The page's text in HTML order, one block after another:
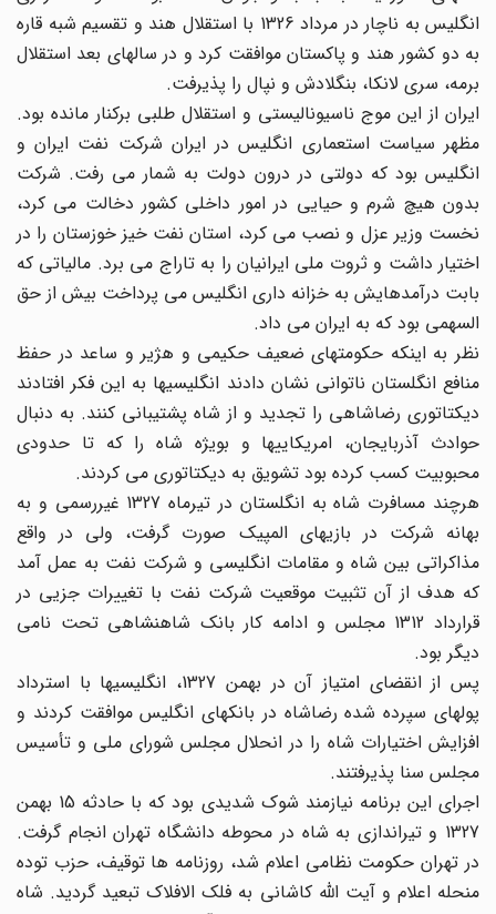
انگلیس به ناچار در مرداد 1326 با استقلال هند و تقسیم شبه قاره
به دو کشور هند و پاکستان موافقت کرد و در سالهای بعد استقلال
برمه، سری لانکا، بنگلادش و نپال را پذیرفت.
ایران از این موج ناسیونالیستی و استقلال طلبی برکنار مانده بود.
مظهر سیاست استعماری انگلیس در ایران شرکت نفت ایران و
انگلیس بود که دولتی در درون دولت به شمار می رفت. شرکت
بدون هیچ شرم و حیایی در امور داخلی کشور دخالت می کرد،
نخست وزیر عزل و نصب می کرد، استان نفت خیز خوزستان را در
اختیار داشت و ثروت ملی ایرانیان را به تاراج می برد. مالیاتی که
بابت درآمدهایش به خزانه داری انگلیس می پرداخت بیش از حق
السهمی بود که به ایران می داد.
نظر به اینکه حکومتهای ضعیف حکیمی و هژیر و ساعد در حفظ
منافع انگلستان ناتوانی نشان دادند انگلیسیها به این فکر افتادند
دیکتاتوری رضاشاهی را تجدید و از شاه پشتیبانی کنند. به دنبال
حوادث آذربایجان، امریکاییها و بویژه شاه را که تا حدودی
محبوبیت کسب کرده بود تشویق به دیکتاتوری می کردند.
هرچند مسافرت شاه به انگلستان در تیرماه 1327 غیررسمی و به
بهانه شرکت در بازیهای المپیک صورت گرفت، ولی در واقع
مذاکراتی بین شاه و مقامات انگلیسی و شرکت نفت به عمل آمد
که هدف از آن تثبیت موقعیت شرکت نفت با تغییرات جزیی در
قرارداد 1312 مجلس و ادامه کار بانک شاهنشاهی تحت نامی
دیگر بود.
پس از انقضای امتیاز آن در بهمن 1327، انگلیسیها با استرداد
پولهای سپرده شده رضاشاه در بانکهای انگلیس موافقت کردند و
افزایش اختیارات شاه را در انحلال مجلس شورای ملی و تأسیس
مجلس سنا پذیرفتند.
اجرای این برنامه نیازمند شوک شدیدی بود که با حادثه 15 بهمن
1327 و تیراندازی به شاه در محوطه دانشگاه تهران انجام گرفت.
در تهران حکومت نظامی اعلام شد، روزنامه ها توقیف، حزب توده
منحله اعلام و آیت الله کاشانی به فلک الافلاک تبعید گردید. شاه